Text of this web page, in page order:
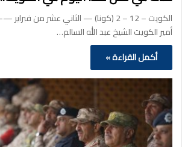
أمير الكويت الشيخ عبد الله السالم…
أكمل القراءة »